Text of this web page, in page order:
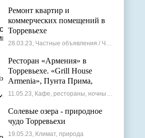
Ремонт квартир и
коммерческих помещений в
Торревьехе
28.03.23, Частные объявления / Частные мастера
Ресторан «Армения» в
Торревьехе. «Grill House
Armenia», Пунта Прима,
Испания
11.05.23, Кафе, рестораны, ночные клубы
Солевые озера - природное
чудо Торревьехи
19.05.23, Климат, природа